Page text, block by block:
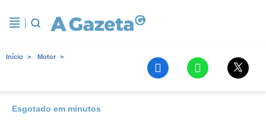
Início Motor
Esgotado em minutos